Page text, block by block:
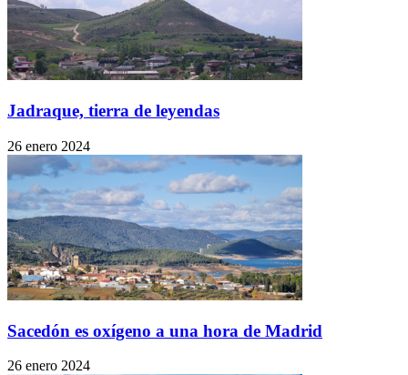
Jadraque, tierra de leyendas
26 enero 2024
Sacedón es oxígeno a una hora de Madrid
26 enero 2024